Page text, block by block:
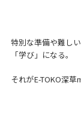
特別な準備や難し
「学び」になる。
それがE-TOKO深草